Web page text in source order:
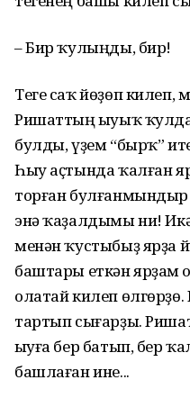
– Бир ҡулыңды, бир!
Теге саҡ йөҙөп килеп,
Ришаттың һыуыҡ
булды, үҙем “бырҡ”
Һыу аҫтында ҡалған
торған булғанмындыр
энә ҡаҙалдымы ни!
менән ҡустыбыҙ ярҙа
баштары еткән ярҙам
олатай килеп өлгөрҙө.
тартып сығарҙы.
һыуға бер батып, бер
башлаған ине...